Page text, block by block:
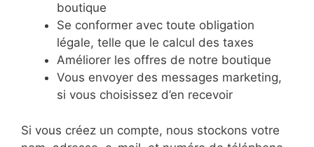
boutique
Se conformer avec toute obligation
légale, telle que le calcul des taxes
Améliorer les offres de notre boutique
Vous envoyer des messages marketing,
si vous choisissez d’en recevoir
Si vous créez un compte, nous stockons votre